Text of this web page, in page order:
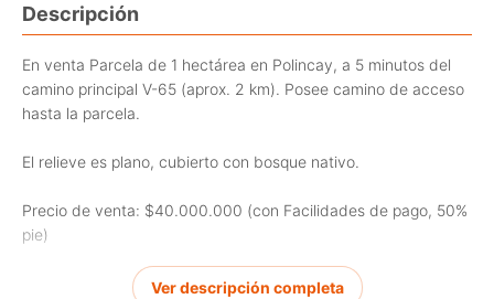
Descripción
En venta Parcela de 1 hectárea en Polincay, a 5 minutos del
camino principal V-65 (aprox. 2 km). Posee camino de acceso
hasta la parcela.
El relieve es plano, cubierto con bosque nativo.
Precio de venta: $40.000.000 (con Facilidades de pago, 50%
pie)
Rol propio y debidamente inscrita en Conservador Bienes
Ver descripción completa